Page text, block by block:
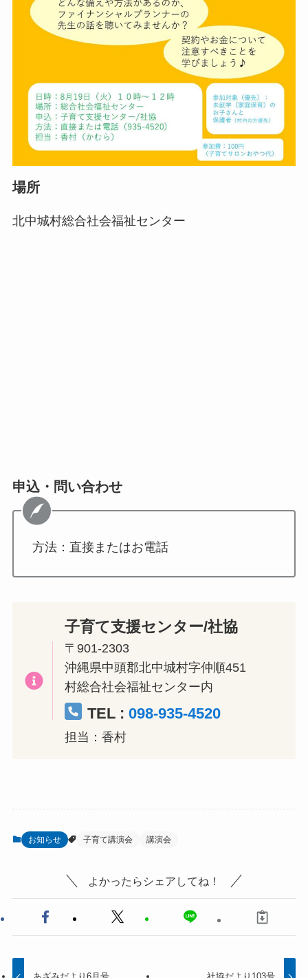
場所
北中城村総合社会福祉センター
申込・問い合わせ
方法：直接またはお電話
子育て支援センター/社協
〒901-2303
沖縄県中頭郡北中城村字仲順451
村総合社会福祉センター内
TEL :098-935-4520
担当：香村
お知らせ 子育て講演会 講演会
よかったらシェアしてね！